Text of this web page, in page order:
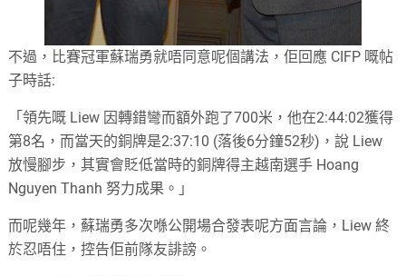
不過，比賽冠軍蘇瑞勇就唔同意呢個講法，佢回應 CIFP 嘅帖
子時話:
「領先嘅 Liew 因轉錯彎而額外跑了700米，他在2:44:02獲得
第8名，而當天的銅牌是2:37:10 (落後6分鐘52秒)，說 Liew
放慢腳步，其實會貶低當時的銅牌得主越南選手 Hoang
Nguyen Thanh 努力成果。」
而呢幾年，蘇瑞勇多次喺公開場合發表呢方面言論，Liew 終
於忍唔住，控告佢前隊友誹謗。